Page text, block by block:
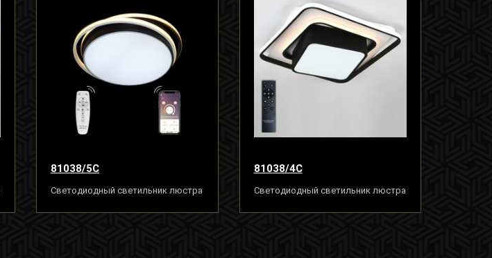
81038/5C
Светодиодный светильник люстра
81038/4C
Светодиодный светильник люстра